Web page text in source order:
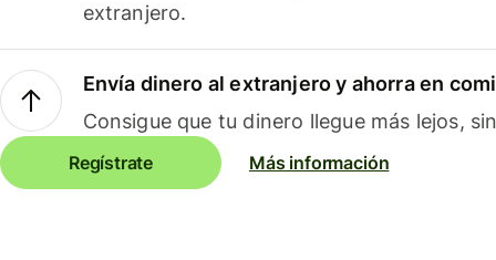
extranjero.
Envía dinero al extranjero y ahorra en
Consigue que tu dinero llegue más lejos,
Regístrate Más información